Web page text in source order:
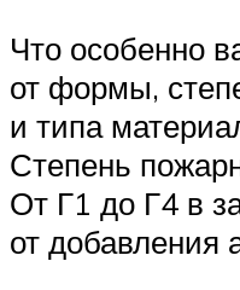
Что особенно
от формы,
и типа
Степень
От Г1 до Г4 в
от добавления